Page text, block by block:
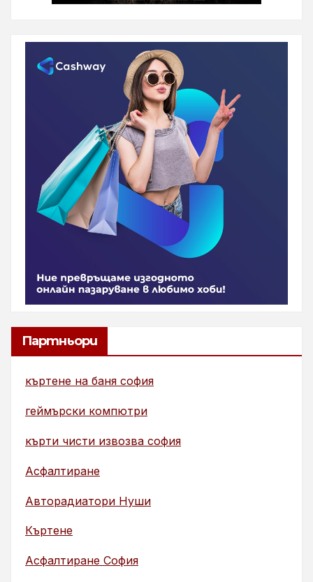
Партньори
къртене на баня софия
геймърски компютри
кърти чисти извозва софия
Асфалтиране
Авторадиатори Нуши
Къртене
Асфалтиране София